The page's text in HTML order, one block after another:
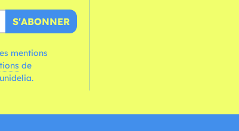
S'ABONNER
mentions